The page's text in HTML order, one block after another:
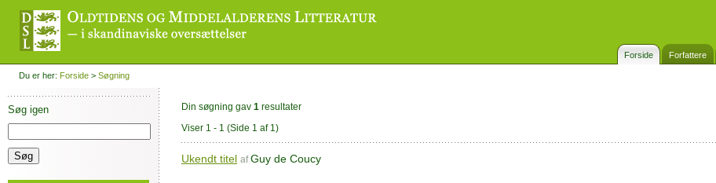
Forside Forfattere
Du er her: Forside > Søgning
Søg igen Din søgning gav 1 resultater
Viser 1 - 1 (Side 1 af 1)
Ukendt titel afGuy de Coucy